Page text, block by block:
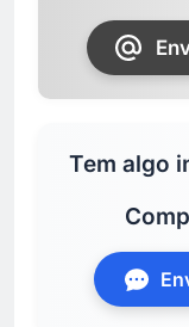
Tem algo